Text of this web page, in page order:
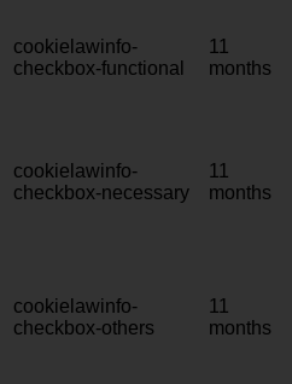
cookielawinfo-
checkbox-functional
11
months
cookielawinfo-
checkbox-necessary
11
months
cookielawinfo-
checkbox-others
11
months